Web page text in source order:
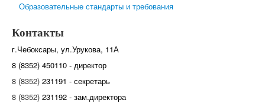
Образовательные стандарты и требования
Контакты
г.Чебоксары, ул.Урукова, 11А
8 (8352) 450110 - директор
8 (8352) 231191 - секретарь
8 (8352) 231192 - зам.директора